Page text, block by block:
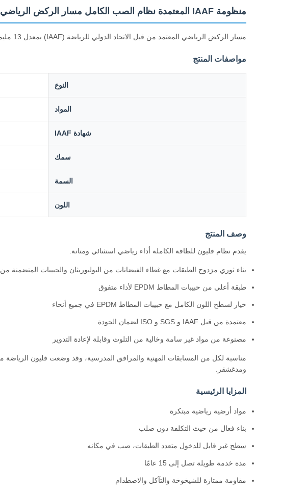
منظومة IAAF المعتمدة نظام الصب الكامل مسار الركض الرياضي مع 15 سنة من العمر الخدمي والألوان المخصصة
مسار الركض الرياضي المعتمد من قبل الاتحاد الدولي للرياضة (IAAF) بمعدل 13 مليمتر مع أعلى مستوى من الأداء
مواصفات المنتج
النوع
المواد
شهادة IAAF
سمك
السمة
اللون
وصف المنتج
يقدم نظام فليون للطاقة الكاملة أداء رياضي استثنائي ومتانة.
بناء ثوري مزدوج الطبقات مع غطاء الفيضانات من البوليوريثان والحبيبات المتضمنة من SBR
طبقة أعلى من حبيبات المطاط EPDM لأداء متفوق
خيار لسطح اللون الكامل مع حبيبات المطاط EPDM في جميع أنحاء
معتمدة من قبل IAAF و SGS و ISO لضمان الجودة
مصنوعة من مواد غير سامة وخالية من التلوث وقابلة لإعادة التدوير
ومدغشقر.
المزايا الرئيسية
مواد أرضية رياضية مبتكرة
بناء فعال من حيث التكلفة دون صلب
سطح غير قابل للدخول متعدد الطبقات، صب في مكانه
مدة خدمة طويلة تصل إلى 15 عامًا
مقاومة ممتازة للشيخوخة والتآكل والاصطدام